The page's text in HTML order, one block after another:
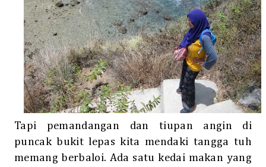
Tapi pemandangan dan tiupan angin di
puncak bukit lepas kita mendaki tangga tuh
memang berbaloi. Ada satu kedai makan yang